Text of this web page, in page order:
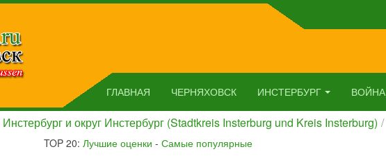
ГЛАВНАЯ ЧЕРНЯХОВСК ИНСТЕРБУРГ ВОЙНА
Инстербург и округ Инстербург (Stadtkreis Insterburg und Kreis Insterburg)
TOP 20: Лучшие оценки - Самые популярные